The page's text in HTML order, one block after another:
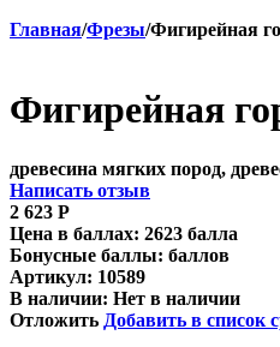
Главная/Фрезы/Фигирейная
Фигирейная
древесина мягких пород,
Написать отзыв
2 623 Р
Цена в баллах: 2623 балла
Бонусные баллы: баллов
Артикул: 10589
В наличии: Нет в наличии
Отложить Добавить в список